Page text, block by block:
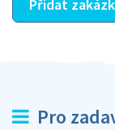
Přidat
Pro